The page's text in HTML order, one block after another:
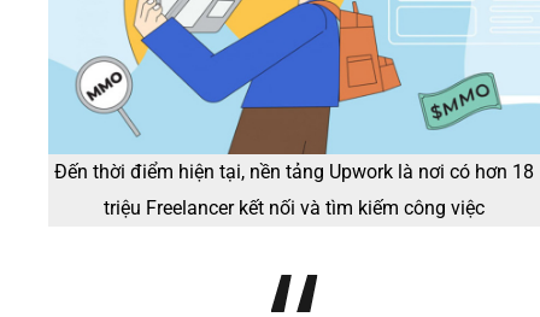
Đến thời điểm hiện tại, nền tảng Upwork là nơi có hơn 18
triệu Freelancer kết nối và tìm kiếm công việc